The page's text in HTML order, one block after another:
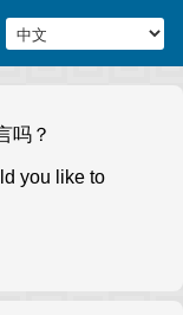
吗？
you like to